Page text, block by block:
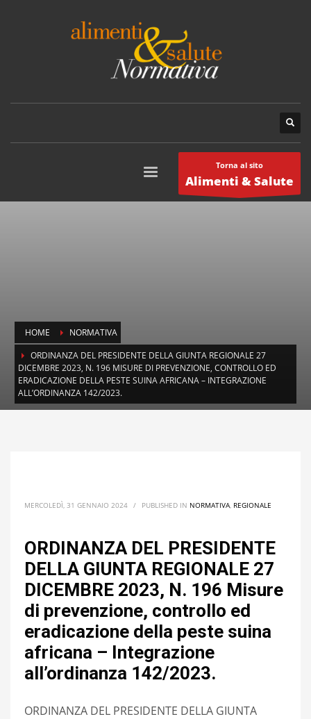
Torna al sito
Alimenti & Salute
HOME
NORMATIVA
ORDINANZA DEL PRESIDENTE DELLA GIUNTA REGIONALE 27
DICEMBRE 2023, N. 196 MISURE DI PREVENZIONE, CONTROLLO ED
ERADICAZIONE DELLA PESTE SUINA AFRICANA – INTEGRAZIONE
ALL’ORDINANZA 142/2023.
MERCOLEDÌ, 31 GENNAIO 2024 / PUBLISHED IN NORMATIVA, REGIONALE
ORDINANZA DEL PRESIDENTE
DELLA GIUNTA REGIONALE 27
DICEMBRE 2023, N. 196 Misure
di prevenzione, controllo ed
eradicazione della peste suina
africana – Integrazione
all’ordinanza 142/2023.
ORDINANZA DEL PRESIDENTE DELLA GIUNTA